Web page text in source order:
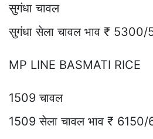
सुगंधा चावल
सुगंधा सेला चावल भाव ₹
MP LINE BASMATI RICE
1509 चावल
1509 सेला चावल भाव ₹